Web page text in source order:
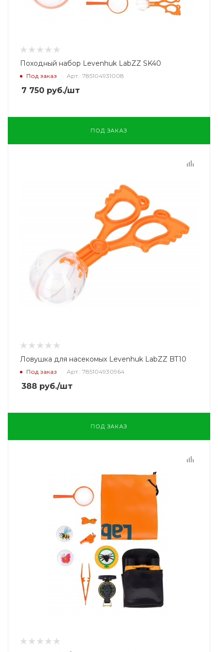
Походный набор Levenhuk LabZZ SK40
Под заказ Арт.: 785104931008
7 750 руб./шт
ПОД ЗАКАЗ
Ловушка для насекомых Levenhuk LabZZ BT10
Под заказ Арт.: 785104930964
388 руб./шт
ПОД ЗАКАЗ